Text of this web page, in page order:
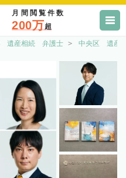
月間閲覧件数
200万超
遺産相続 弁護士 中央区 遺産